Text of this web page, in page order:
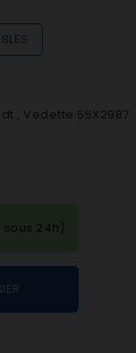
, Vedette 55X2987
24h)